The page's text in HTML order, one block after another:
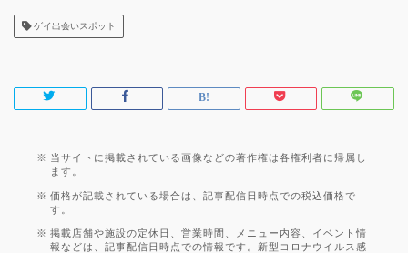
ゲイ出会いスポット
当サイトに掲載されている画像などの著作権は各権利者に帰属し
ます。
価格が記載されている場合は、記事配信日時点での税込価格で
す。
掲載店舗や施設の定休日、営業時間、メニュー内容、イベント情
報などは、記事配信日時点での情報です。新型コロナウイルス感